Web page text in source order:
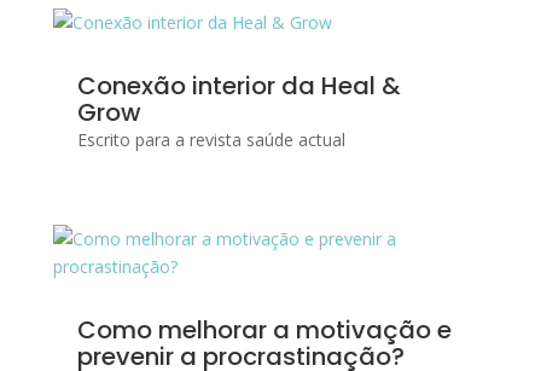
Conexão interior da Heal &
Grow
Escrito para a revista saúde actual
Como melhorar a motivação e
prevenir a procrastinação?